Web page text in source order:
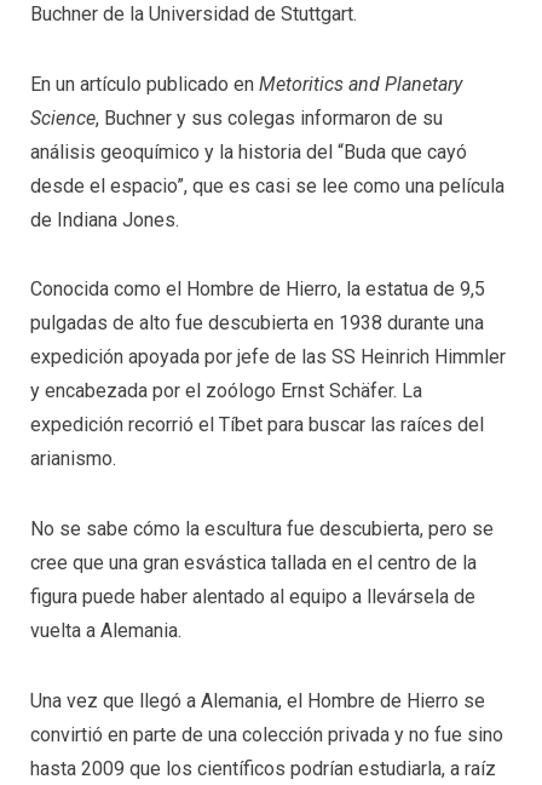
Buchner de la Universidad de Stuttgart.
En un artículo publicado en Metoritics and Planetary
Science, Buchner y sus colegas informaron de su
análisis geoquímico y la historia del “Buda que cayó
desde el espacio”, que es casi se lee como una película
de Indiana Jones.
Conocida como el Hombre de Hierro, la estatua de 9,5
pulgadas de alto fue descubierta en 1938 durante una
expedición apoyada por jefe de las SS Heinrich Himmler
y encabezada por el zoólogo Ernst Schäfer. La
expedición recorrió el Tíbet para buscar las raíces del
arianismo.
No se sabe cómo la escultura fue descubierta, pero se
cree que una gran esvástica tallada en el centro de la
figura puede haber alentado al equipo a llevársela de
vuelta a Alemania.
Una vez que llegó a Alemania, el Hombre de Hierro se
convirtió en parte de una colección privada y no fue sino
hasta 2009 que los científicos podrían estudiarla, a raíz